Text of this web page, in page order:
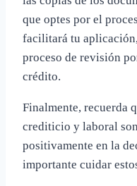
que optes por el
facilitará tu
proceso de revisión
crédito.
Finalmente, recuerda
crediticio y laboral
positivamente en la
importante cuidar